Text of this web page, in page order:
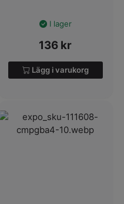
I lager
136 kr
Lägg i varukorg